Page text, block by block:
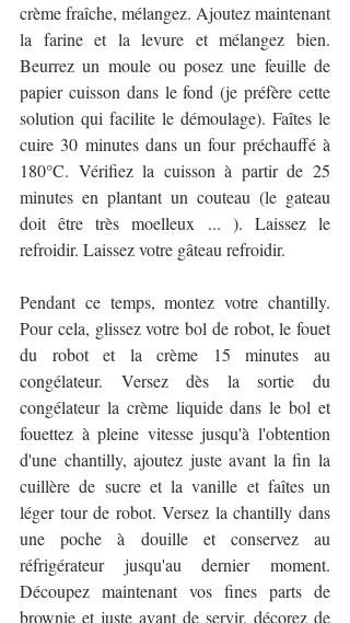
crème fraîche, mélangez. Ajoutez maintenant
la farine et la levure et mélangez bien.
Beurrez un moule ou posez une feuille de
papier cuisson dans le fond (je préfère cette
solution qui facilite le démoulage). Faîtes le
cuire 30 minutes dans un four préchauffé à
180°C. Vérifiez la cuisson à partir de 25
minutes en plantant un couteau (le gateau
doit être très moelleux ... ). Laissez le
refroidir. Laissez votre gâteau refroidir.
Pendant ce temps, montez votre chantilly.
Pour cela, glissez votre bol de robot, le fouet
du robot et la crème 15 minutes au
congélateur. Versez dès la sortie du
congélateur la crème liquide dans le bol et
fouettez à pleine vitesse jusqu'à l'obtention
d'une chantilly, ajoutez juste avant la fin la
cuillère de sucre et la vanille et faîtes un
léger tour de robot. Versez la chantilly dans
une poche à douille et conservez au
réfrigérateur jusqu'au dernier moment.
Découpez maintenant vos fines parts de
brownie et juste avant de servir, décorez de